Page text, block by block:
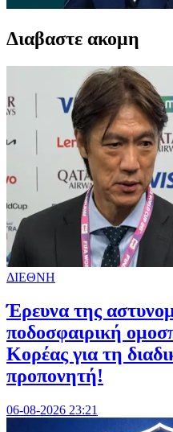
Διαβαστε ακομη
ΔΙΕΘΝΗ
Έρευνα της
ποδοσφαιρική
Κορέας για τη
προπονητή!
06-08-2026 23:21